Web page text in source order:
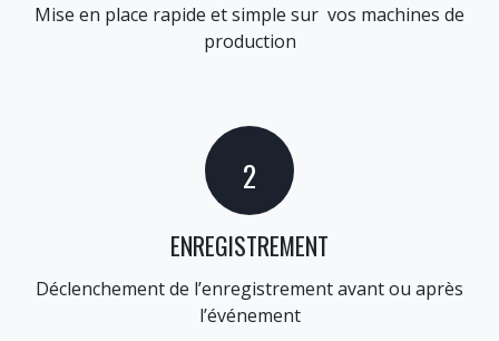
Mise en place rapide et simple sur vos machines de
production
​2
ENREGISTREMENT
Déclenchement de l’enregistrement avant ou après
l’événement